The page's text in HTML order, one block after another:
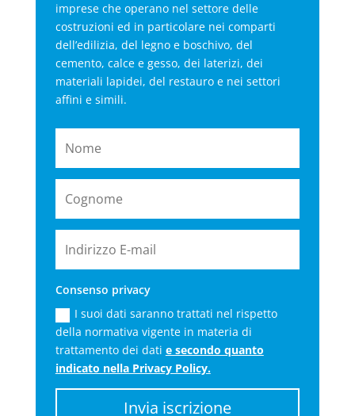
imprese che operano nel settore delle
costruzioni ed in particolare nei comparti
dell’edilizia, del legno e boschivo, del
cemento, calce e gesso, dei laterizi, dei
materiali lapidei, del restauro e nei settori
affini e simili.
Consenso privacy
I suoi dati saranno trattati nel rispetto
della normativa vigente in materia di
trattamento dei dati e secondo quanto
indicato nella Privacy Policy.
Invia iscrizione